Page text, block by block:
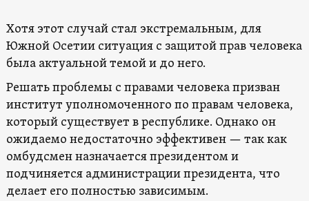
Хотя этот случай стал экстремальным, для
Южной Осетии ситуация с защитой прав человека
была актуальной темой и до него.
Решать проблемы с правами человека призван
институт уполномоченного по правам человека,
который существует в республике. Однако он
ожидаемо недостаточно эффективен — так как
омбудсмен назначается президентом и
подчиняется администрации президента, что
делает его полностью зависимым.